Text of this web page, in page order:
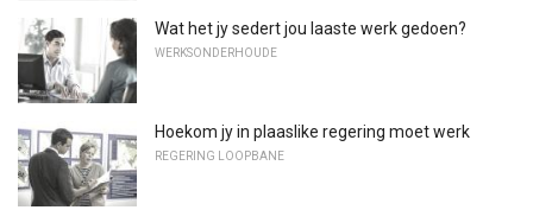
Wat het jy sedert jou laaste werk gedoen?
WERKSONDERHOUDE
Hoekom jy in plaaslike regering moet werk
REGERING LOOPBANE